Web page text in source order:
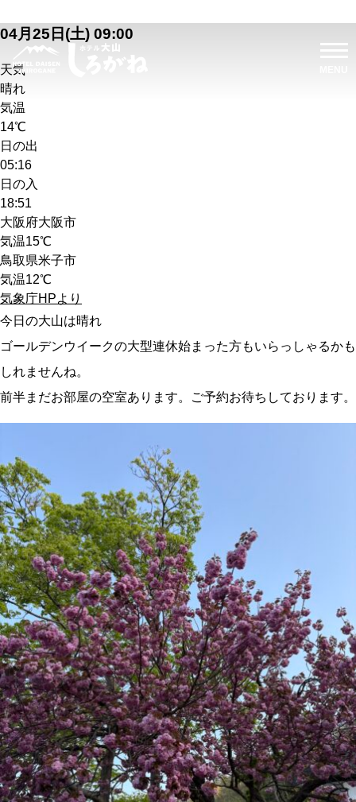
04月25日(土) 09:00
天気
晴れ
気温
14℃
日の出
05:16
日の入
18:51
大阪府大阪市
気温15℃
鳥取県米子市
気温12℃
気象庁HPより
今日の大山は晴れ
ゴールデンウイークの大型連休始まった方もいらっしゃるかも
しれませんね。
前半まだお部屋の空室あります。ご予約お待ちしております。